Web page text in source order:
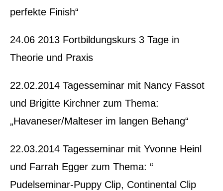
perfekte Finish“
24.06 2013 Fortbildungskurs 3 Tage in
Theorie und Praxis
22.02.2014 Tagesseminar mit Nancy Fassot
und Brigitte Kirchner zum Thema:
„Havaneser/Malteser im langen Behang“
22.03.2014 Tagesseminar mit Yvonne Heinl
und Farrah Egger zum Thema: “
Pudelseminar-Puppy Clip, Continental Clip